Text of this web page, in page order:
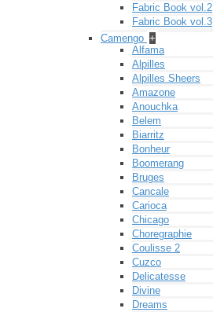
Fabric Book vol.2
Fabric Book vol.3
Camengo +
Alfama
Alpilles
Alpilles Sheers
Amazone
Anouchka
Belem
Biarritz
Bonheur
Boomerang
Bruges
Cancale
Carioca
Chicago
Choregraphie
Coulisse 2
Cuzco
Delicatesse
Divine
Dreams